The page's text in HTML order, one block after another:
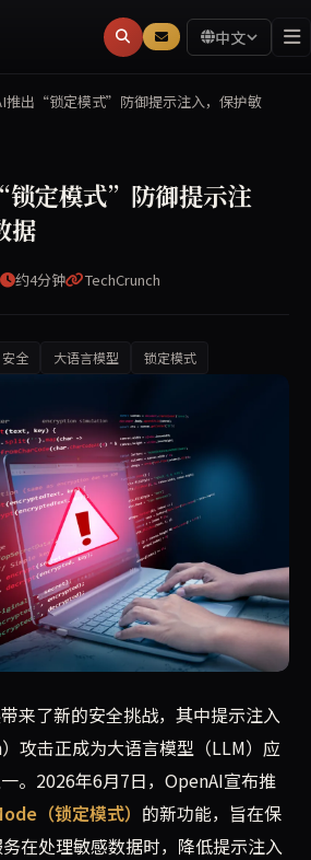
中文
推出“锁定模式”防御提示注入，保护敏
定模式”防御提示注
据
约4分钟 TechCrunch
安全 大语言模型 锁定模式
Lockdown Mode（锁定模式），旨
来了新的安全挑战，其中提示注入
攻击正成为大语言模型（LLM）应
。2026年6月7日，OpenAI宣布推
（锁定模式） 的新功能，旨在保
在处理敏感数据时，降低提示注入